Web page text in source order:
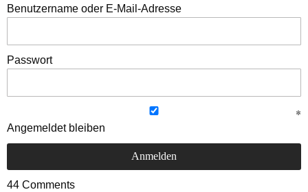
Benutzername oder E-Mail-Adresse
Passwort
Angemeldet bleiben
44 Comments